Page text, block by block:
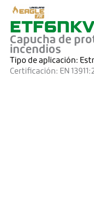
Capucha de
incendios
Tipo de aplicación:
Certificación: EN